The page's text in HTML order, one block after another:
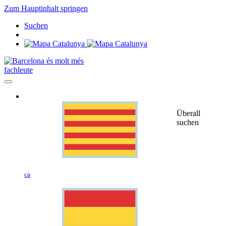
Zum Hauptinhalt springen
Suchen
fachleute
ca
Überall
suchen